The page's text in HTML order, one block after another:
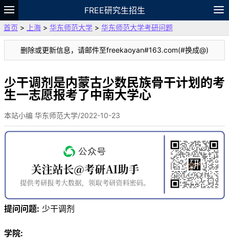
FREE研究生招生
题库
故事 专题 APP 笔记
论坛
VIP
资料
首页 > 上海 > 华东师范大学 > 华东师范大学考研问题
删除或更新信息，请邮件至freekaoyan#163.com(#换成@)
少干调剂是内蒙古少数民族骨干计划的考
生一志愿报考了中南大学心
本站小编 华东师范大学/2022-10-23
提问问题: 少干调剂
学院: